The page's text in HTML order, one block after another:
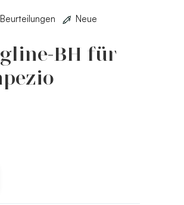
Neue
BH für